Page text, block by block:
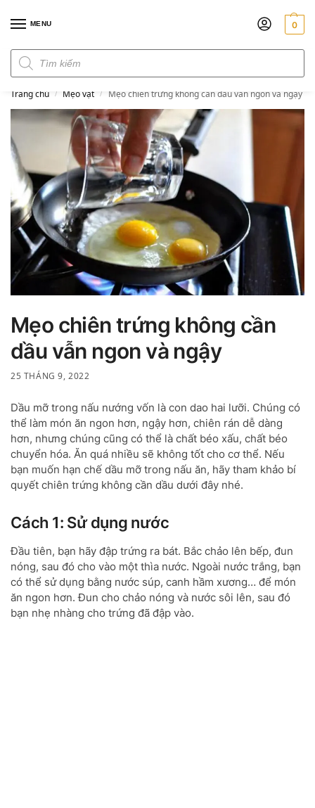
MENU 0
Trang chủ / Mẹo vặt / Mẹo chiên trứng không cần dầu vẫn ngon và ngậy
Mẹo chiên trứng không cần
dầu vẫn ngon và ngậy
25 THÁNG 9, 2022
Dầu mỡ trong nấu nướng vốn là con dao hai lưỡi. Chúng có
thể làm món ăn ngon hơn, ngậy hơn, chiên rán dễ dàng
hơn, nhưng chúng cũng có thể là chất béo xấu, chất béo
chuyển hóa. Ăn quá nhiều sẽ không tốt cho cơ thể. Nếu
bạn muốn hạn chế dầu mỡ trong nấu ăn, hãy tham khảo bí
quyết chiên trứng không cần dầu dưới đây nhé.
Cách 1: Sử dụng nước
Đầu tiên, bạn hãy đập trứng ra bát. Bắc chảo lên bếp, đun
nóng, sau đó cho vào một thìa nước. Ngoài nước trắng, bạn
có thể sử dụng bằng nước súp, canh hầm xương… để món
ăn ngon hơn. Đun cho chảo nóng và nước sôi lên, sau đó
bạn nhẹ nhàng cho trứng đã đập vào.